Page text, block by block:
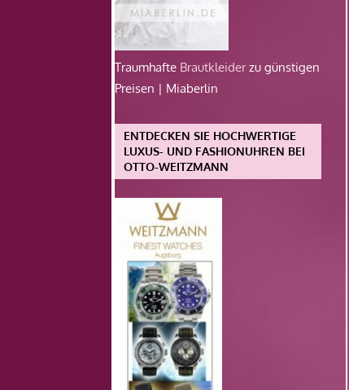
Traumhafte Brautkleiderzu günstigen
Preisen | Miaberlin
ENTDECKEN SIE HOCHWERTIGE
LUXUS- UND FASHIONUHREN BEI
OTTO-WEITZMANN